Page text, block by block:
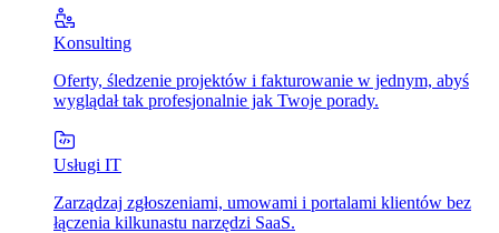
Konsulting
Oferty, śledzenie projektów i fakturowanie w jednym, abyś
wyglądał tak profesjonalnie jak Twoje porady.
Usługi IT
Zarządzaj zgłoszeniami, umowami i portalami klientów bez
łączenia kilkunastu narzędzi SaaS.